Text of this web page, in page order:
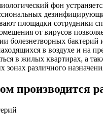
фон
площадки сотрудники
от вирусов
болезнетворных бактерий
в воздухе и на
в жилых квартирах, а
зонах различного
производится